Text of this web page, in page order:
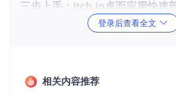
三步上手：itch.io桌面应用快速
官方安装程序（推荐方案）
首次启动 ：等待应用初始化完成后，
开发者编译方案
登录后查看全文
相关内容推荐